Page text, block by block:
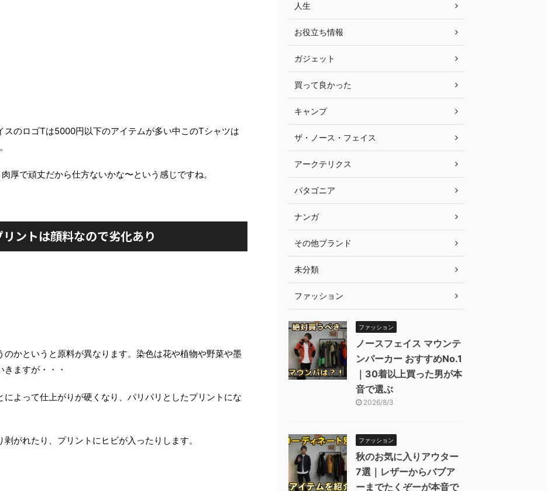
スのロゴTは5000円以下のアイテムが多い中このTシャツは
厚で頑丈だから仕方ないかな〜という感じですね。
リントは顔料なので劣化あり
かというと原料が異なります。染色は花や植物や野菜や墨
ますが・・・
よって仕上がりが硬くなり、パリパリとしたプリントにな
がれたり、プリントにヒビが入ったりします。
人生
お役立ち情報
ガジェット
買って良かった
キャンプ
ザ・ノース・フェイス
アークテリクス
パタゴニア
ナンガ
その他ブランド
未分類
ファッション
ファッション
ノースフェイス マウンテ
ンパーカー おすすめNo.1
｜30着以上買った男が本
音で選ぶ
2026/8/3
ファッション
秋のお気に入りアウター
7選｜レザーからバブア
ーまでたくぞーが本音で